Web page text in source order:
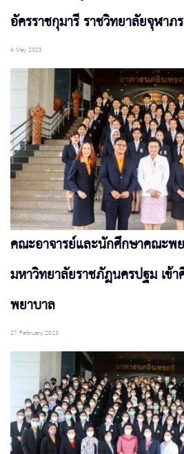
อัครราชกุมารี ราชวิทยาลัยจุฬาภ
4 May 2023
คณะอาจารย์และนักศึกษาคณะพ
มหาวิทยาลัยราชภัฏนครปฐม เข้
พยาบาล
27 February 2023